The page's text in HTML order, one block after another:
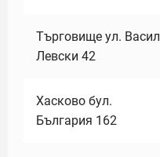
Търговище ул. Васил
Левски 42
Хасково бул.
България 162